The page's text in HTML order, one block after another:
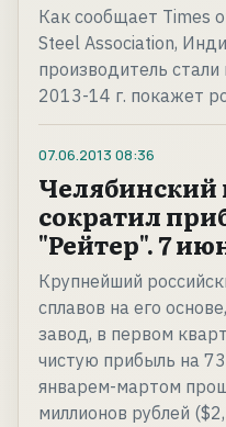
Как сообщает Times
Steel Association,
производитель
2013-14 г. покажет
07.06.2013 08:36
сократил
"Рейтер". 7
Крупнейший
сплавов на его
завод, в первом
чистую прибыль на
январем-мартом
миллионов рублей